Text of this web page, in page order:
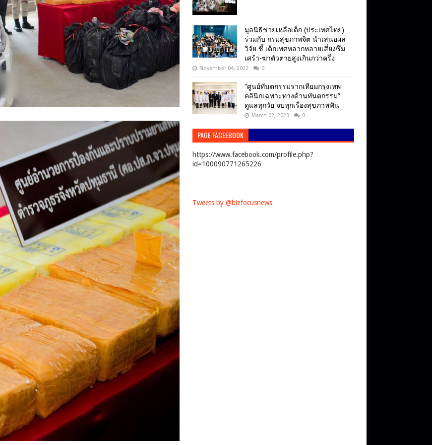
มูลนิธิช่วยเหลือเด็ก (ประเทศไทย)
ร่วมกับ กรมสุขภาพจิต นำเสนอผล
วิจัย ชี้ เด็กเพศหลากหลายเสี่ยงซึม
เศร้า-ฆ่าตัวตายสูงเกินกว่าครึ่ง
November 04, 2022 0
“ศูนย์ทันตกรรมรากเทียมกรุงเทพ
คลินิกเฉพาะทางด้านทันตกรรม”
ดูแลทุกวัย จบทุกเรื่องสุขภาพฟัน
March 02, 2023 0
PAGE FACEEBOOK
https://www.facebook.com/profile.php?
id=100090771265226
Tweets by @bizfocusnews